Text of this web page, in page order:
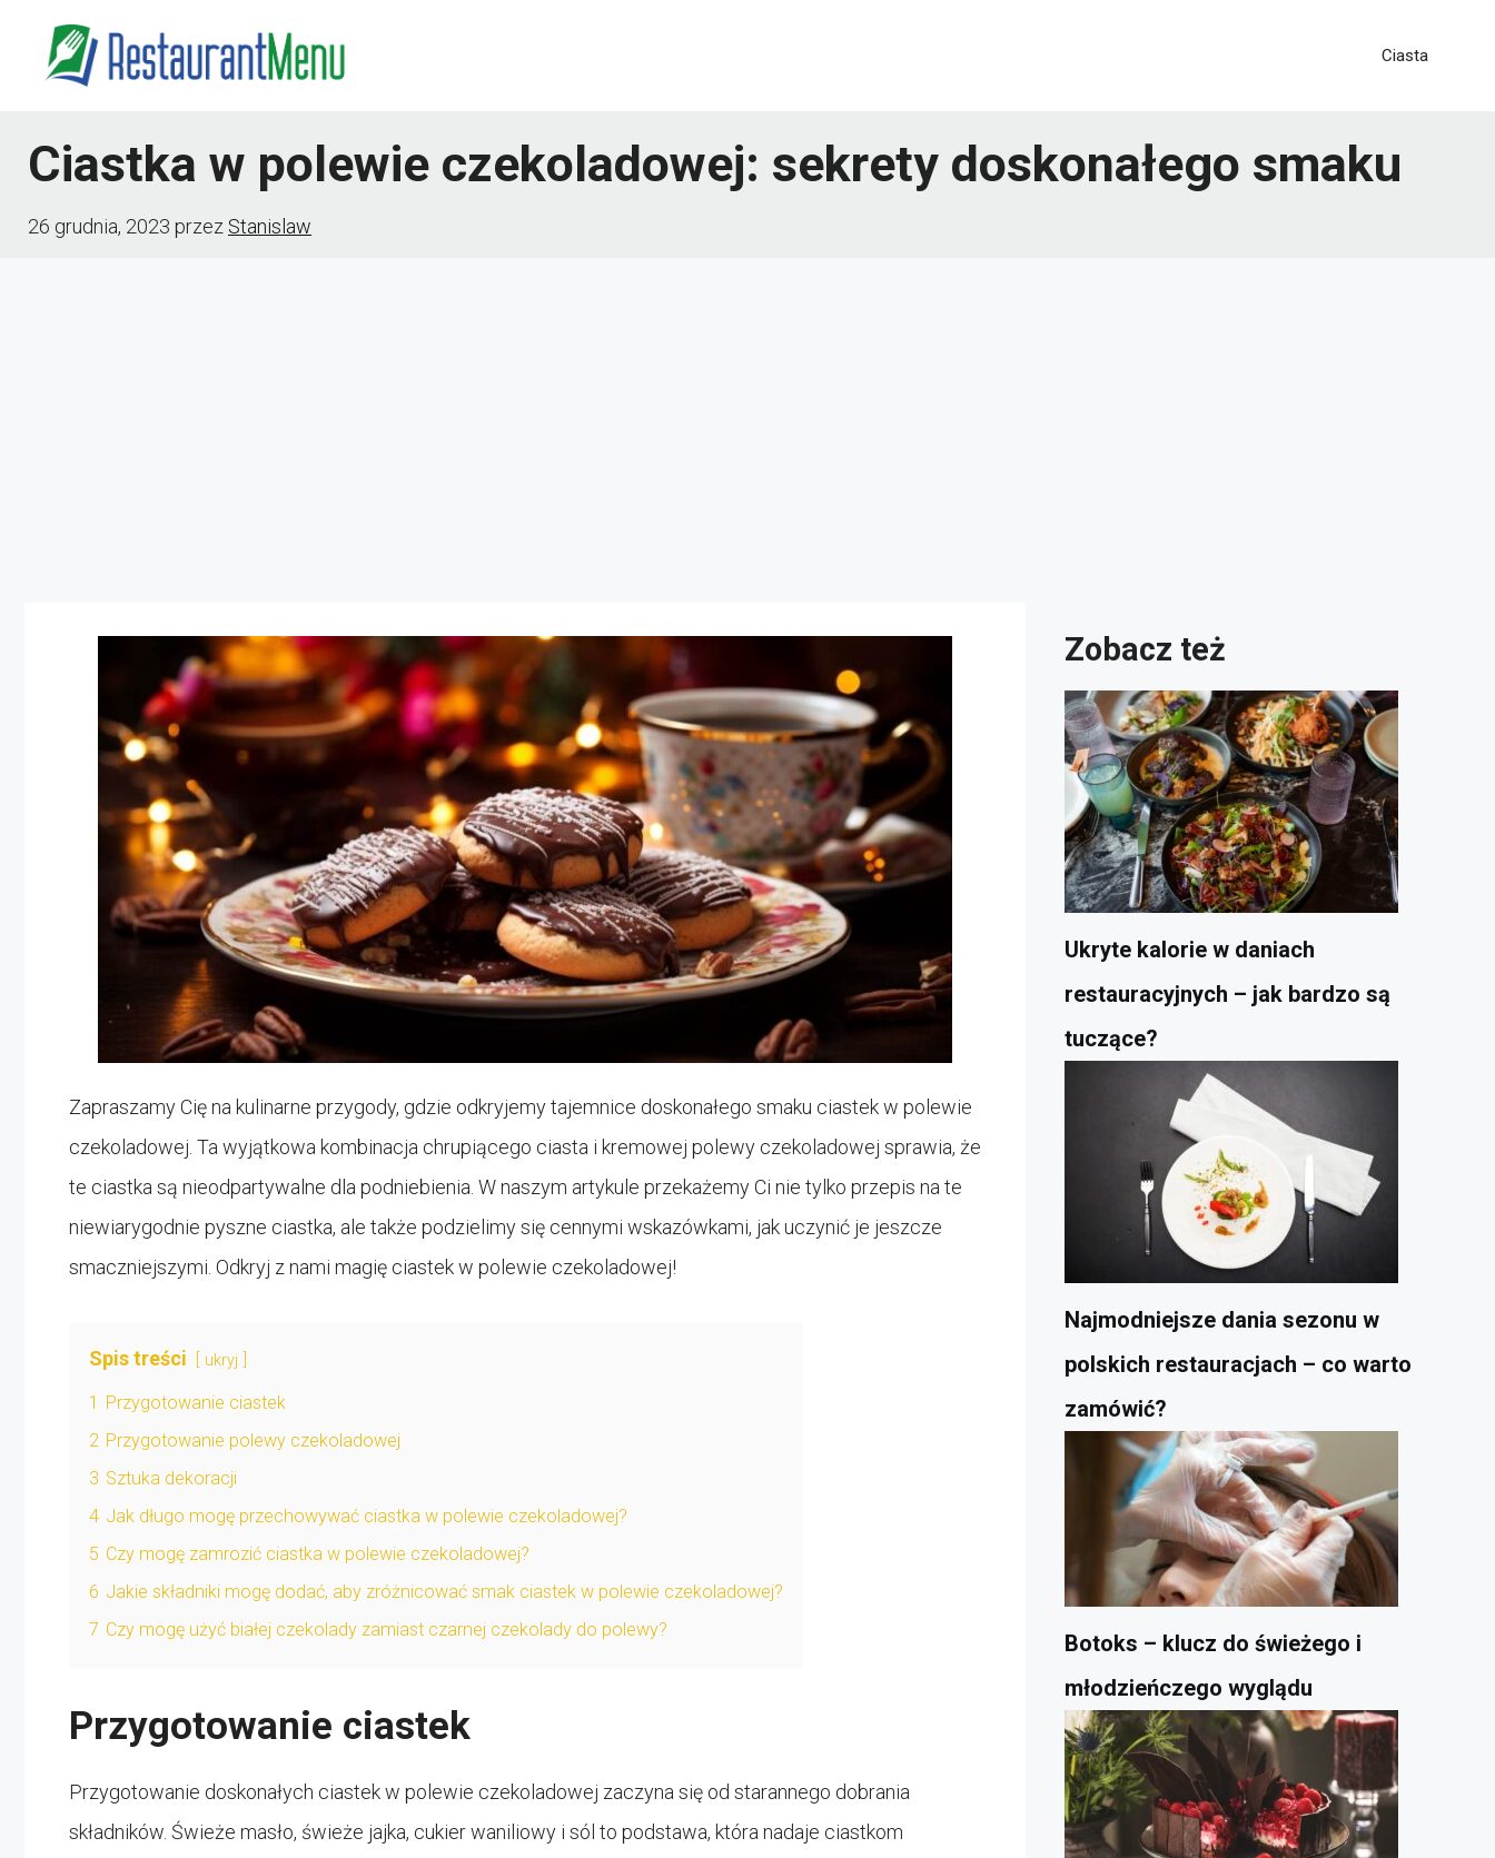
Ciasta
Ciastka w polewie czekoladowej: sekrety doskonałego smaku
26 grudnia, 2023 przez Stanislaw
Zapraszamy Cię na kulinarne przygody, gdzie odkryjemy tajemnice doskonałego smaku ciastek w polewie
czekoladowej. Ta wyjątkowa kombinacja chrupiącego ciasta i kremowej polewy czekoladowej sprawia, że
te ciastka są nieodpartywalne dla podniebienia. W naszym artykule przekażemy Ci nie tylko przepis na te
niewiarygodnie pyszne ciastka, ale także podzielimy się cennymi wskazówkami, jak uczynić je jeszcze
smaczniejszymi. Odkryj z nami magię ciastek w polewie czekoladowej!
Spis treści ukryj
1 Przygotowanie ciastek
2 Przygotowanie polewy czekoladowej
3 Sztuka dekoracji
4 Jak długo mogę przechowywać ciastka w polewie czekoladowej?
5 Czy mogę zamrozić ciastka w polewie czekoladowej?
6 Jakie składniki mogę dodać, aby zróżnicować smak ciastek w polewie czekoladowej?
7 Czy mogę użyć białej czekolady zamiast czarnej czekolady do polewy?
Przygotowanie ciastek
Przygotowanie doskonałych ciastek w polewie czekoladowej zaczyna się od starannego dobrania
składników. Świeże masło, świeże jajka, cukier waniliowy i sól to podstawa, która nadaje ciastkom
Zobacz też
Ukryte kalorie w daniach
restauracyjnych – jak bardzo są
tuczące?
Najmodniejsze dania sezonu w
polskich restauracjach – co warto
zamówić?
Botoks – klucz do świeżego i
młodzieńczego wyglądu